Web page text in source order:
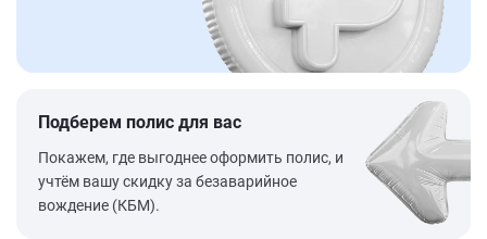
Подберем полис для вас
Покажем, где выгоднее оформить полис, и
учтём вашу скидку за безаварийное
вождение (КБМ).